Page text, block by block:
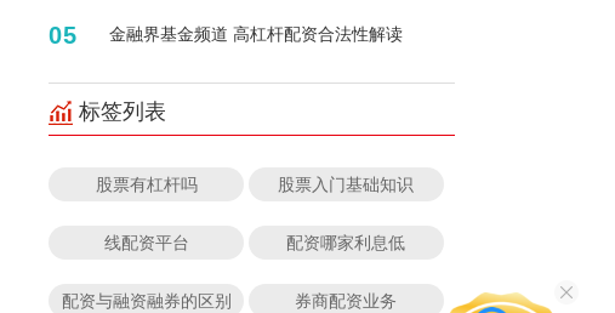
05 金融界基金频道 高杠杆配资合法性解读
标签列表
股票有杠杆吗 股票入门基础知识
线配资平台 配资哪家利息低
配资与融资融券的区别 券商配资业务